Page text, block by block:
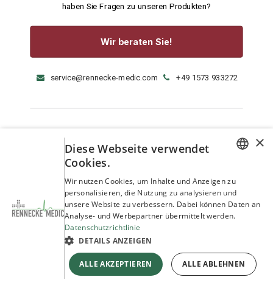
haben Sie Fragen zu unseren Produkten?
Wir beraten Sie!
service@rennecke-medic.com +49 1573 933272
ENGLISH
×
Diese Webseite verwendet
Cookies.
Wir nutzen Cookies, um Inhalte und Anzeigen zu
personalisieren, die Nutzung zu analysieren und
unsere Website zu verbessern. Dabei können Daten an
Analyse- und Werbepartner übermittelt werden.
Datenschutzrichtlinie
DETAILS ANZEIGEN
ALLE AKZEPTIEREN ALLE ABLEHNEN